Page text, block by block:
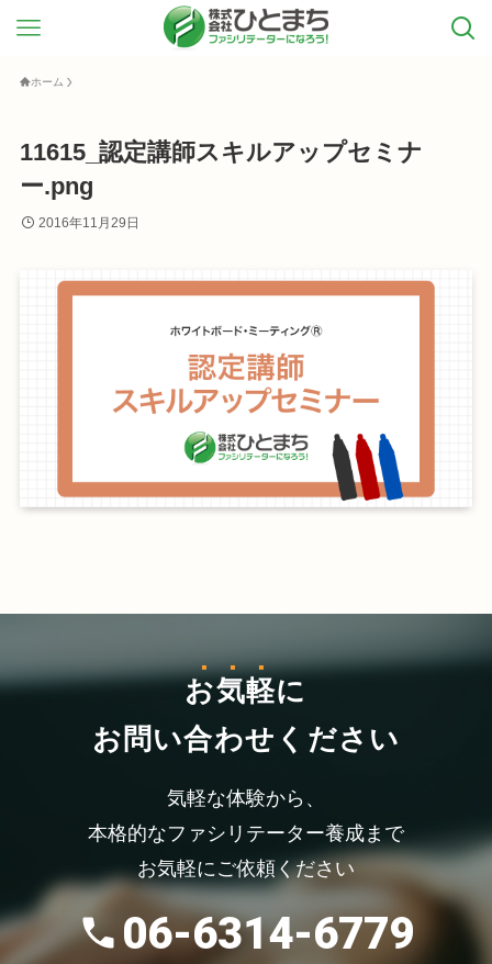
ホーム
11615_認定講師スキルアップセミナ
ー.png
2016年11月29日
お気軽に
お問い合わせください
気軽な体験から、
本格的なファシリテーター養成まで
お気軽にご依頼ください
06-6314-6779